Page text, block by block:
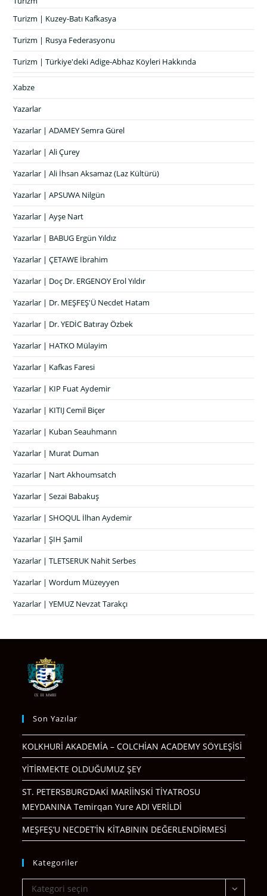
Turizm | Kuzey-Batı Kafkasya
Turizm | Rusya Federasyonu
Turizm | Türkiye'deki Adige-Abhaz Köyleri Hakkında
Xabze
Yazarlar
Yazarlar | ADAMEY Semra Gürel
Yazarlar | Ali Çurey
Yazarlar | Ali İhsan Aksamaz (Laz Kültürü)
Yazarlar | APSUWA Nilgün
Yazarlar | Ayşe Nart
Yazarlar | BABUG Ergün Yıldız
Yazarlar | ÇETAWE İbrahim
Yazarlar | Doç Dr. ERGENOY Erol Yıldır
Yazarlar | Dr. MEŞFEŞ'Ü Necdet Hatam
Yazarlar | Dr. YEDİC Batıray Özbek
Yazarlar | HATKO Mülayim
Yazarlar | Kafkas Faresi
Yazarlar | KIP Fuat Aydemir
Yazarlar | KITIJ Cemil Biçer
Yazarlar | Kuban Seauhmann
Yazarlar | Murat Duman
Yazarlar | Nart Akhoumsatch
Yazarlar | Sezai Babakuş
Yazarlar | SHOQUL İlhan Aydemir
Yazarlar | ŞIH Şamil
Yazarlar | TLETSERUK Nahit Serbes
Yazarlar | Wordum Müzeyyen
Yazarlar | YEMUZ Nevzat Tarakçı
Son Yazılar
KOLKHURİ AKADEMİA – COLCHİAN ACADEMY SÖYLEŞİSİ
YİTİRMEKTE OLDUĞUMUZ ŞEY
ST. PETERSBURG’DAKİ MARİİNSKİ TİYATROSU
MEYDANINA Temirqan Yure ADI VERİLDİ
MEŞFEŞ’U NECDET’İN KİTABININ DEĞERLENDİRMESİ
Kategoriler
Kategoriler
Kategori seçin